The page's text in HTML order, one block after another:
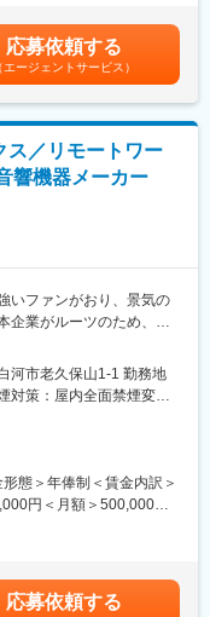
／営業）との連携
整等）
ります。
少しの違和感があれば相
力し合いながら取り組ん
す
フイベントをしっかりサ
都度支給）
する、温かみのある制度
の命に係わる重みのあ
いて求められるレベルは
当を含めた表記です。
応募依頼する
エージェントサービス）
ス／リモートワー
響機器メーカー
いファンがおり、景気の
企業がルーツのため、日
が良く、平均勤続年数19
、ロイヤリティーの計
広くお任せします。適切
を日々遂行し月次、年次
河市老久保山1-1 勤務地
対策：屋内全面禁煙変更
態＞年俸制＜賃金内訳＞
円＜月額＞500,000円
)は固定手当を含めた表記
応募依頼する